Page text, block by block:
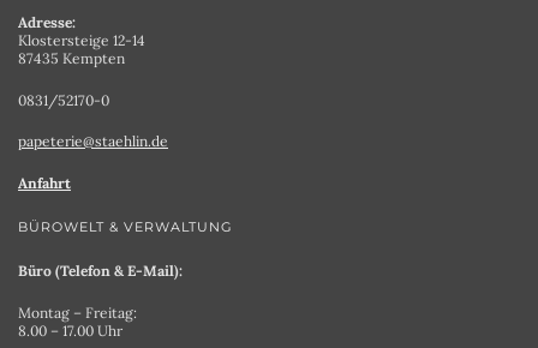
Adresse:
Klostersteige 12-14
87435 Kempten
0831/52170-0
papeterie@staehlin.de
Anfahrt
BÜROWELT & VERWALTUNG
Büro (Telefon & E-Mail):
Montag – Freitag:
8.00 – 17.00 Uhr